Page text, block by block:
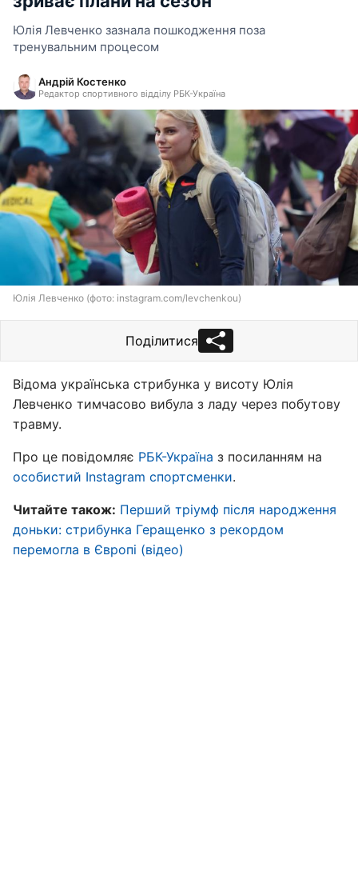
Юлія Левченко зазнала пошкодження поза
тренувальним процесом
Андрій Костенко
Редактор спортивного відділу РБК-Україна
Юлія Левченко (фото: instagram.com/levchenkou)
Поділитися
Відома українська стрибунка у висоту Юлія
Левченко тимчасово вибула з ладу через побутову
травму.
Про це повідомляє РБК-Україна з посиланням на
особистий Instagram спортсменки.
Читайте також: Перший тріумф після народження
доньки: стрибунка Геращенко з рекордом
перемогла в Європі (відео)